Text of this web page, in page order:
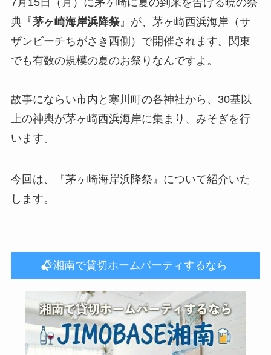
7月15日（月）に茅ヶ崎に夏の到来を告げる暁の祭
典『茅ヶ崎海岸浜降祭』が、茅ヶ崎西浜海岸（サ
ザンビーチちがさき西側）で開催されます。関東
でも有数の規模の夏のお祭りなんですよ。
故事にならい市内と寒川町の各神社から、30基以
上の神輿が茅ヶ崎西浜海岸に集まり、みそぎを行
います。
今回は、『茅ヶ崎海岸浜降祭』について紹介いた
します。
湘南で貸切ホームパーティするなら